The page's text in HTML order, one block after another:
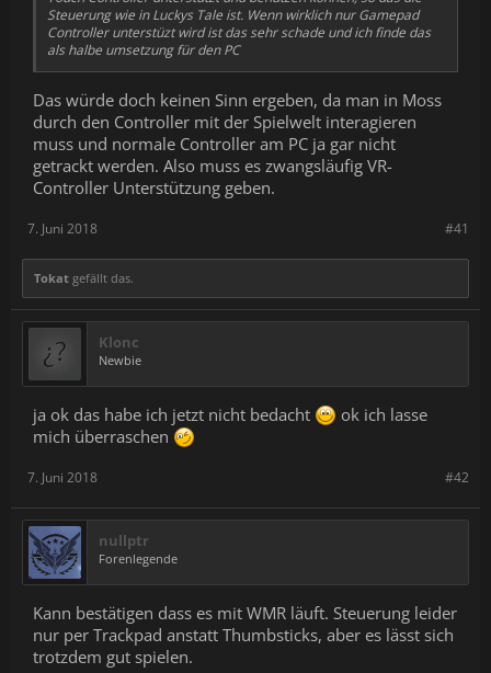
Steuerung wie in Luckys Tale ist. Wenn wirklich nur Gamepad
Controller unterstüzt wird ist das sehr schade und ich finde das
als halbe umsetzung für den PC
Das würde doch keinen Sinn ergeben, da man in Moss
durch den Controller mit der Spielwelt interagieren
muss und normale Controller am PC ja gar nicht
getrackt werden. Also muss es zwangsläufig VR-
Controller Unterstützung geben.
#41
7. Juni 2018
Tokat gefällt das.
Klonc
Newbie
ja ok das habe ich jetzt nicht bedacht
ok ich lasse
mich überraschen
#42
7. Juni 2018
nullptr
Forenlegende
Kann bestätigen dass es mit WMR läuft. Steuerung leider
nur per Trackpad anstatt Thumbsticks, aber es lässt sich
trotzdem gut spielen.